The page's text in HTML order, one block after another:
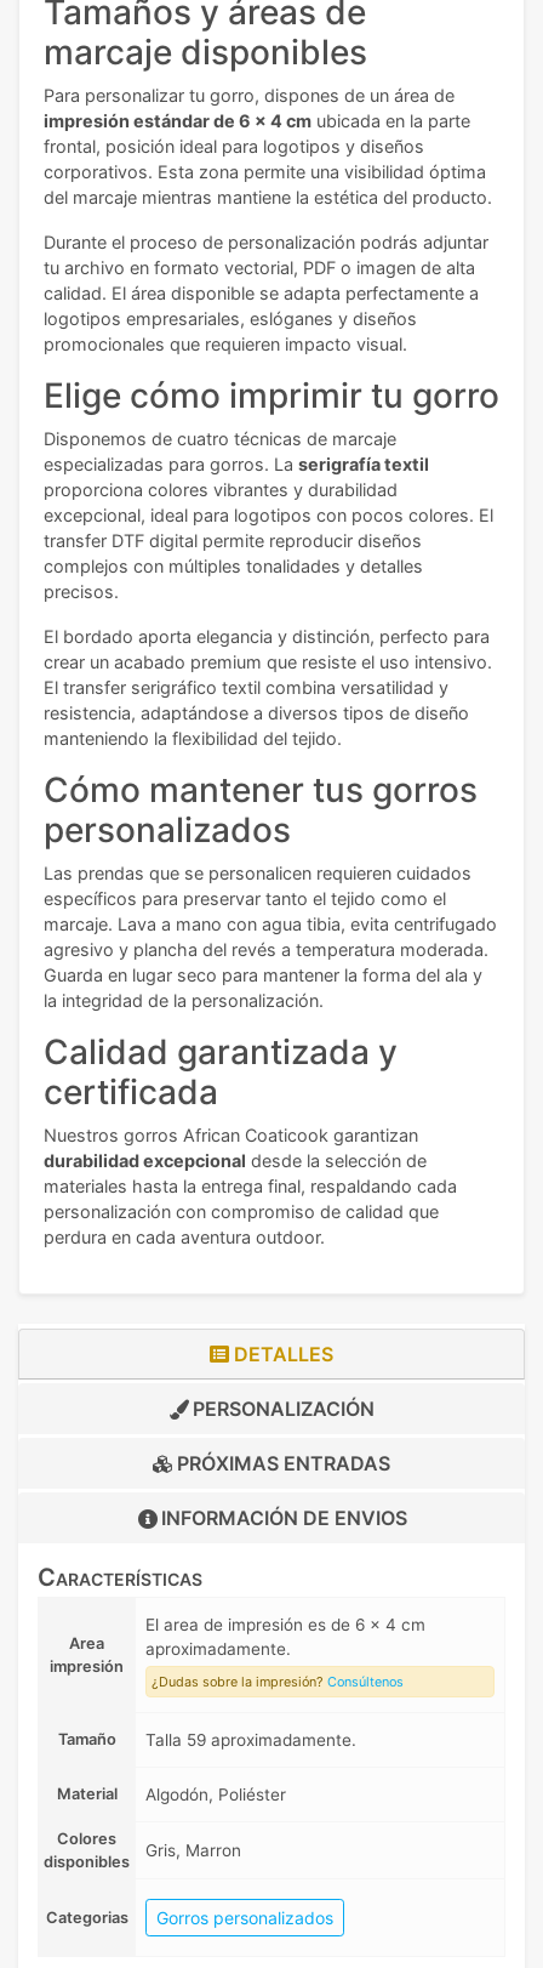
Tamaños y áreas de
marcaje disponibles
Para personalizar tu gorro, dispones de un área de
impresión estándar de 6 x 4 cm ubicada en la parte
frontal, posición ideal para logotipos y diseños
corporativos. Esta zona permite una visibilidad óptima
del marcaje mientras mantiene la estética del producto.
Durante el proceso de personalización podrás adjuntar
tu archivo en formato vectorial, PDF o imagen de alta
calidad. El área disponible se adapta perfectamente a
logotipos empresariales, eslóganes y diseños
promocionales que requieren impacto visual.
Elige cómo imprimir tu gorro
Disponemos de cuatro técnicas de marcaje
especializadas para gorros. La serigrafía textil
proporciona colores vibrantes y durabilidad
excepcional, ideal para logotipos con pocos colores. El
transfer DTF digital permite reproducir diseños
complejos con múltiples tonalidades y detalles
precisos.
El bordado aporta elegancia y distinción, perfecto para
crear un acabado premium que resiste el uso intensivo.
El transfer serigráfico textil combina versatilidad y
resistencia, adaptándose a diversos tipos de diseño
manteniendo la flexibilidad del tejido.
Cómo mantener tus gorros
personalizados
Las prendas que se personalicen requieren cuidados
específicos para preservar tanto el tejido como el
marcaje. Lava a mano con agua tibia, evita centrifugado
agresivo y plancha del revés a temperatura moderada.
Guarda en lugar seco para mantener la forma del ala y
la integridad de la personalización.
Calidad garantizada y
certificada
Nuestros gorros African Coaticook garantizan
durabilidad excepcional desde la selección de
materiales hasta la entrega final, respaldando cada
personalización con compromiso de calidad que
perdura en cada aventura outdoor.
DETALLES
PERSONALIZACIÓN
PRÓXIMAS ENTRADAS
INFORMACIÓN DE ENVIOS
Características
Area
impresión
El area de impresión es de 6 x 4 cm
aproximadamente.
¿Dudas sobre la impresión? Consúltenos
Tamaño Talla 59 aproximadamente.
Material Algodón, Poliéster
Colores
disponibles
Gris, Marron
Categorias Gorros personalizados